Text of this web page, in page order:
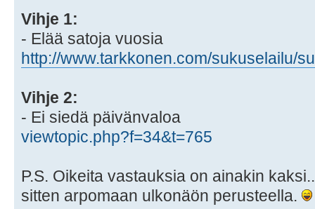
Vihje 1:
- Elää satoja vuosia
http://www.tarkkonen.com/sukuselailu/
Vihje 2:
- Ei siedä päivänvaloa
viewtopic.php?f=34&t=765
P.S. Oikeita vastauksia on ainakin
sitten arpomaan ulkonäön perusteella.